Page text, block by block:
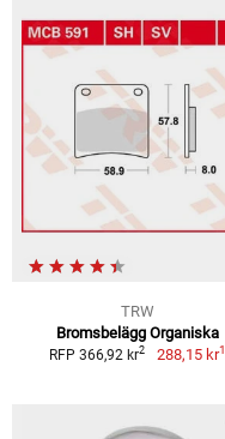
TRW
Bromsbelägg Organiska
RFP 366,92 kr2 288,15 kr1